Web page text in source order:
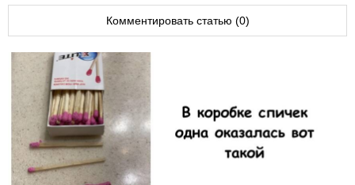
Комментировать статью (0)